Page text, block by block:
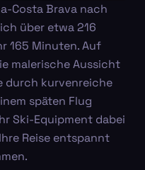
Costa Brava nach
über etwa 216
165 Minuten. Auf
malerische Aussicht
durch kurvenreiche
späten Flug
Ski-Equipment dabei
Reise entspannt